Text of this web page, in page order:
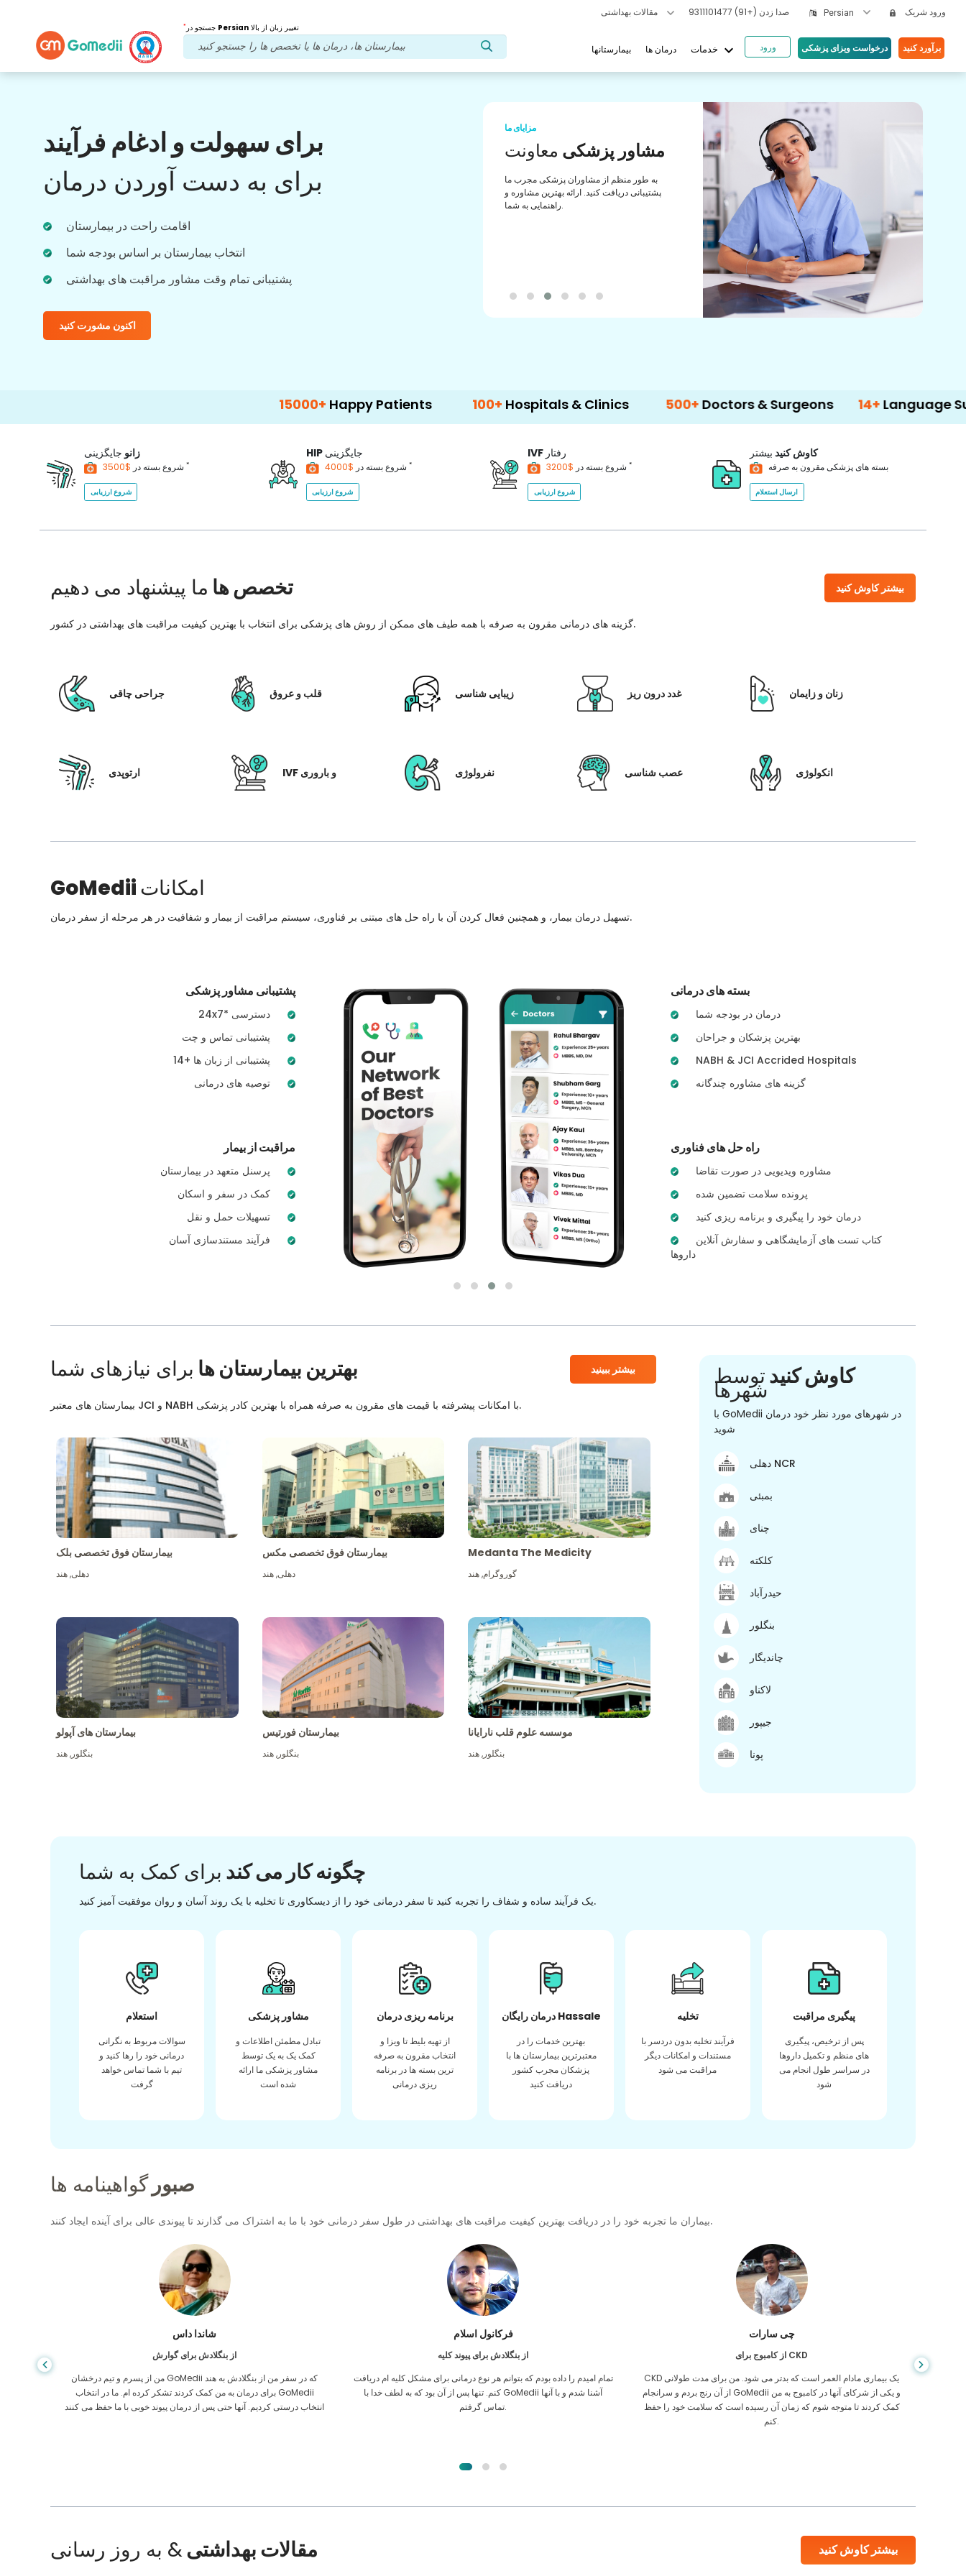
صدا زدن (+91) 9311101477 Persian ورود شریک
* Persian تغییر زبان از بالا
بیمارستانها درمان ها keyboard_arrow_down ورود درخواست ویزای پزشکی برآورد کنید
برای سهولت و ادغام فرآیند
برای به دست آوردن درمان
اقامت راحت در بیمارستان
انتخاب بیمارستان بر اساس بودجه شما
پشتیبانی تمام وقت مشاور مراقبت های بهداشتی
اکنون مشورت کنید
مزایای ما
بعد از درمان پیگیری
مراقبت
کنید. به روز رسانی منظم در مورد نیازهای درمانی
مزایای ما
مشاور پزشکی معاونت
به طور منظم از مشاوران پزشکی مجرب ما
پشتیبانی دریافت کنید. ارائه بهترین مشاوره و
راهنمایی به شما.
Happy Patients 100+Hospitals & Clinics 500+Doctors & Surgeons 14+Language Support
زانو جایگزینی
شروع بسته در *
شروع ارزیابی
HIP جایگزینی
شروع بسته در *
شروع ارزیابی
IVF رفتار
شروع بسته در *
شروع ارزیابی
کاوش کنید بیشتر
بسته های پزشکی مقرون به صرفه
ارسال استعلام
تخصص ها ما پیشنهاد می دهیم بیشتر کاوش کنید
گزینه های درمانی مقرون به صرفه با همه طیف های ممکن از روش های پزشکی برای انتخاب با بهترین کیفیت مراقبت های بهداشتی در کشور.
جراحی چاقی قلب و عروق زیبایی شناسی غدد درون ریز زنان و زایمان
ارتوپدی IVF و باروری نفرولوژی عصب شناسی انکولوژی
GoMediiامکانات
تسهیل درمان بیمار، و همچنین فعال کردن آن با راه حل های مبتنی بر فناوری، سیستم مراقبت از بیمار و شفافیت در هر مرحله از سفر درمان.
پشتیبانی مشاور پزشکی
مراقبت از بیمار
بسته های درمانی
درمان در بودجه شما
بهترین پزشکان و جراحان
NABH & JCI Accrided Hospitals
گزینه های مشاوره چندگانه
راه حل های فناوری
مشاوره ویدیویی در صورت تقاضا
پرونده سلامت تضمین شده
درمان خود را پیگیری و برنامه ریزی کنید
داروها
بهترین بیمارستان ها برای نیازهای شما بیشتر ببینید
بیمارستان های معتبر JCI و NABH با امکانات پیشرفته با قیمت های مقرون به صرفه همراه با بهترین کادر پزشکی.
بیمارستان فوق تخصصی بلک
دهلی,هند
بیمارستان فوق تخصصی مکس
دهلی,هند
Medanta The Medicity
گوروگرام,هند
بیمارستان های آپولو
بنگلور,هند
بیمارستان فورتیس
بنگلور,هند
موسسه علوم قلب نارایانا
بنگلور,هند
کاوش کنیدتوسط
شهرها
با GoMedii در شهرهای مورد نظر خود درمان
شوید
دهلی NCR
بمبئی
چنای
کلکته
حیدرآباد
بنگلور
چاندیگار
لاکناو
جیپور
پونا
چگونه کار می کند برای کمک به شما
یک فرآیند ساده و شفاف را تجربه کنید تا سفر درمانی خود را از دیسکاوری تا تخلیه با یک روند آسان و روان موفقیت آمیز کنید.
استعلام
سوالات مربوط به نگرانی
درمانی خود را رها کنید و
تیم با شما تماس خواهد
گرفت
مشاور پزشکی
تبادل مطمئن اطلاعات و
کمک یک به یک توسط
مشاور پزشکی ما ارائه
شده است
برنامه ریزی درمان
از تهیه بلیط تا ویزا و
انتخاب مقرون به صرفه
ترین بسته ها در برنامه
ریزی درمانی
درمان رایگان Hassale
بهترین خدمات را در
معتبرترین بیمارستان ها با
پزشکان مجرب کشور
دریافت کنید
تخلیه
فرآیند تخلیه بدون دردسر با
مستندات و امکانات دیگر
مراقبت می شود
پیگیری مراقبت
پس از ترخیص، پیگیری
های منظم و تکمیل داروها
در سراسر طول انجام می
شود
صبورگواهینامه ها
بیماران ما تجربه خود را در دریافت بهترین کیفیت مراقبت های بهداشتی در طول سفر درمانی خود با ما به اشتراک می گذارند تا پیوندی عالی برای آینده ایجاد کنند.
شاندا داس
از بنگلادش برای گوارش
من از پسرم و تیم درخشان GoMedii که در سفر من از بنگلادش به هند
برای درمان به من کمک کردند تشکر کرده ام. ما در انتخاب GoMedii
انتخاب درستی کردیم. آنها حتی پس از درمان پیوند خوبی با ما حفظ می کنند
فرکانول اسلام
از بنگلادش برای پیوند کلیه
تمام امیدم را داده بودم که بتوانم هر نوع درمانی برای مشکل کلیه ام دریافت
کنم. تنها پس از آن بود که به لطف خدا با GoMedii آشنا شدم و با آنها
تماس گرفتم.
چی سارات
از کامبوج برای CKD
CKD یک بیماری مادام العمر است که بدتر می شود. من برای مدت طولانی
از آن رنج بردم و سرانجام GoMedii و یکی از شرکای آنها در کامبوج به من
کمک کردند تا متوجه شوم که زمان آن رسیده است که سلامت خود را حفظ
کنم.
مقالات بهداشتی& به روز رسانی بیشتر کاوش کنید